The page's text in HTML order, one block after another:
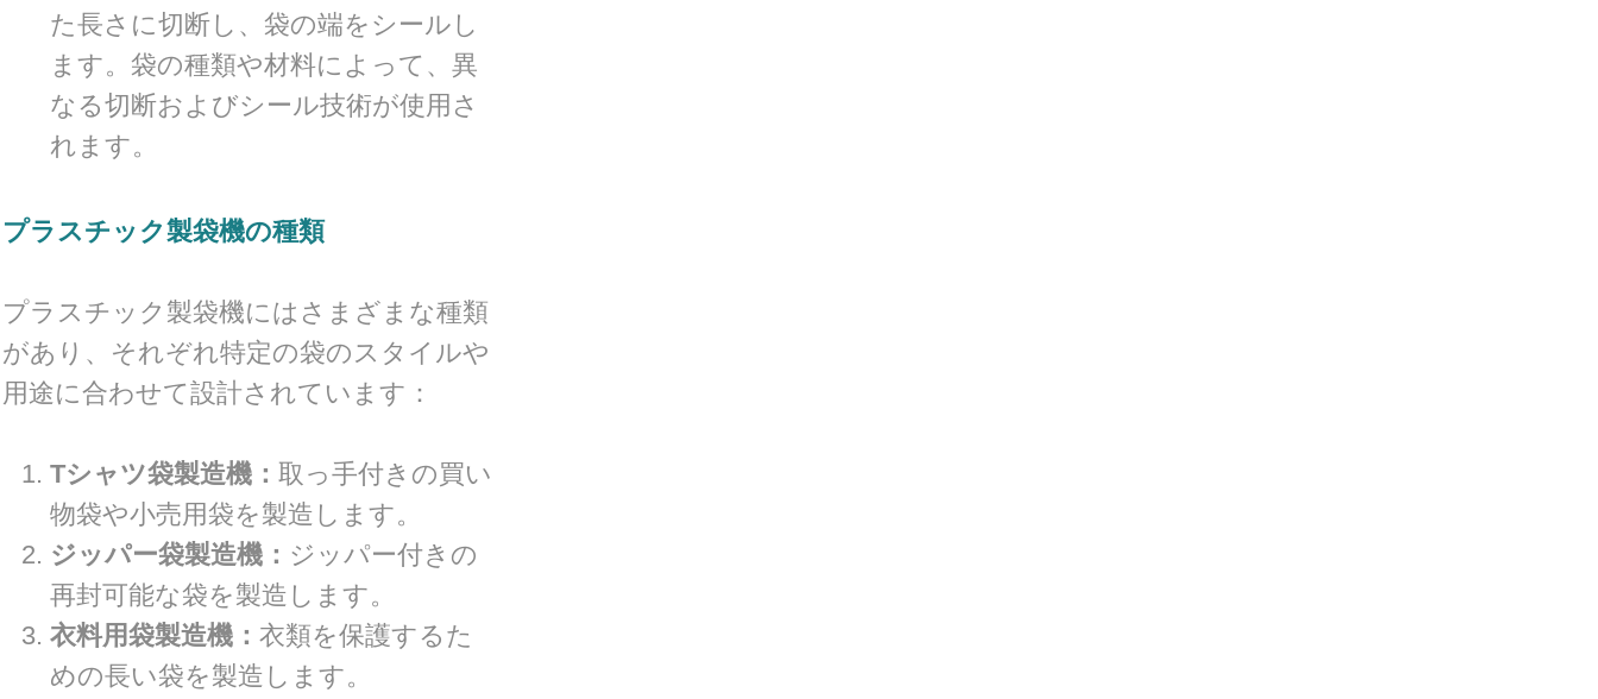
た長さに切断し、袋の端をシールし
ます。袋の種類や材料によって、異
なる切断およびシール技術が使用さ
れます。
プラスチック製袋機の種類
プラスチック製袋機にはさまざまな種類
があり、それぞれ特定の袋のスタイルや
用途に合わせて設計されています：
Tシャツ袋製造機： 取っ手付きの買い
物袋や小売用袋を製造します。
ジッパー袋製造機： ジッパー付きの
再封可能な袋を製造します。
衣料用袋製造機： 衣類を保護するた
めの長い袋を製造します。